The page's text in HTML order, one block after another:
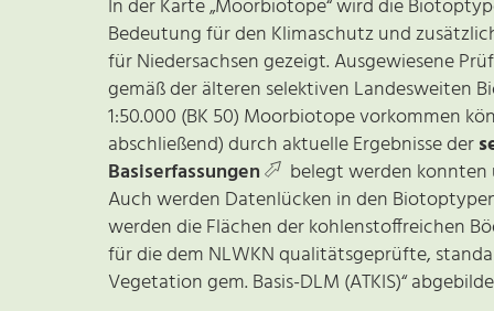
In der Karte „Moorbiotope“ wird die
Bedeutung für den Klimaschutz und
für Niedersachsen gezeigt. Ausgewiesene
gemäß der älteren selektiven Landesweiten
1:50.000 (BK 50) Moorbiotope vorkommen
abschließend) durch aktuelle Ergebnisse ders
Basiserfassungen
belegt werden
Auch werden Datenlücken in den
werden die Flächen der kohlenstoffreichen
für die dem NLWKN qualitätsgeprüfte,
Vegetation gem. Basis-DLM (ATKIS)“